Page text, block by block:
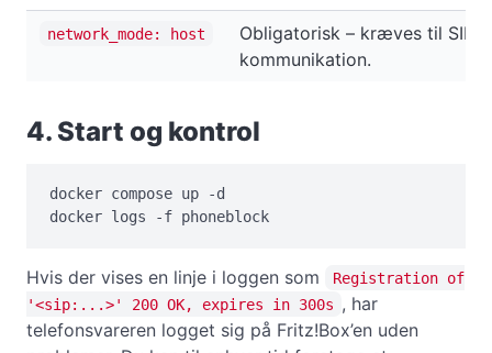
network_mode: host
Obligatorisk – kræves til SIP-/
kommunikation.
4. Start og kontrol
docker compose up -d
docker logs -f phoneblock
Hvis der vises en linje i loggen som
Registration of
'<sip:...>' 200 OK, expires in 300s , har
telefonsvareren logget sig på Fritz!Box’en uden